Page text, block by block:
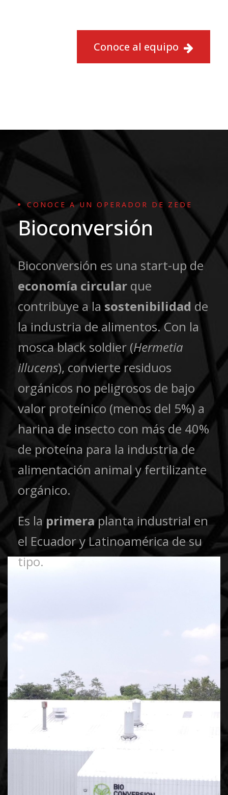
Conoce al equipo
CONOCE A UN OPERADOR DE ZEDE
Bioconversión
Bioconversión es una start-up de
economía circular que
contribuye a la sostenibilidad de
la industria de alimentos. Con la
mosca black soldier (Hermetia
illucens), convierte residuos
orgánicos no peligrosos de bajo
valor proteínico (menos del 5%) a
harina de insecto con más de 40%
de proteína para la industria de
alimentación animal y fertilizante
orgánico.
Es la primeraplanta industrial en
el Ecuador y Latinoamérica de su
tipo.